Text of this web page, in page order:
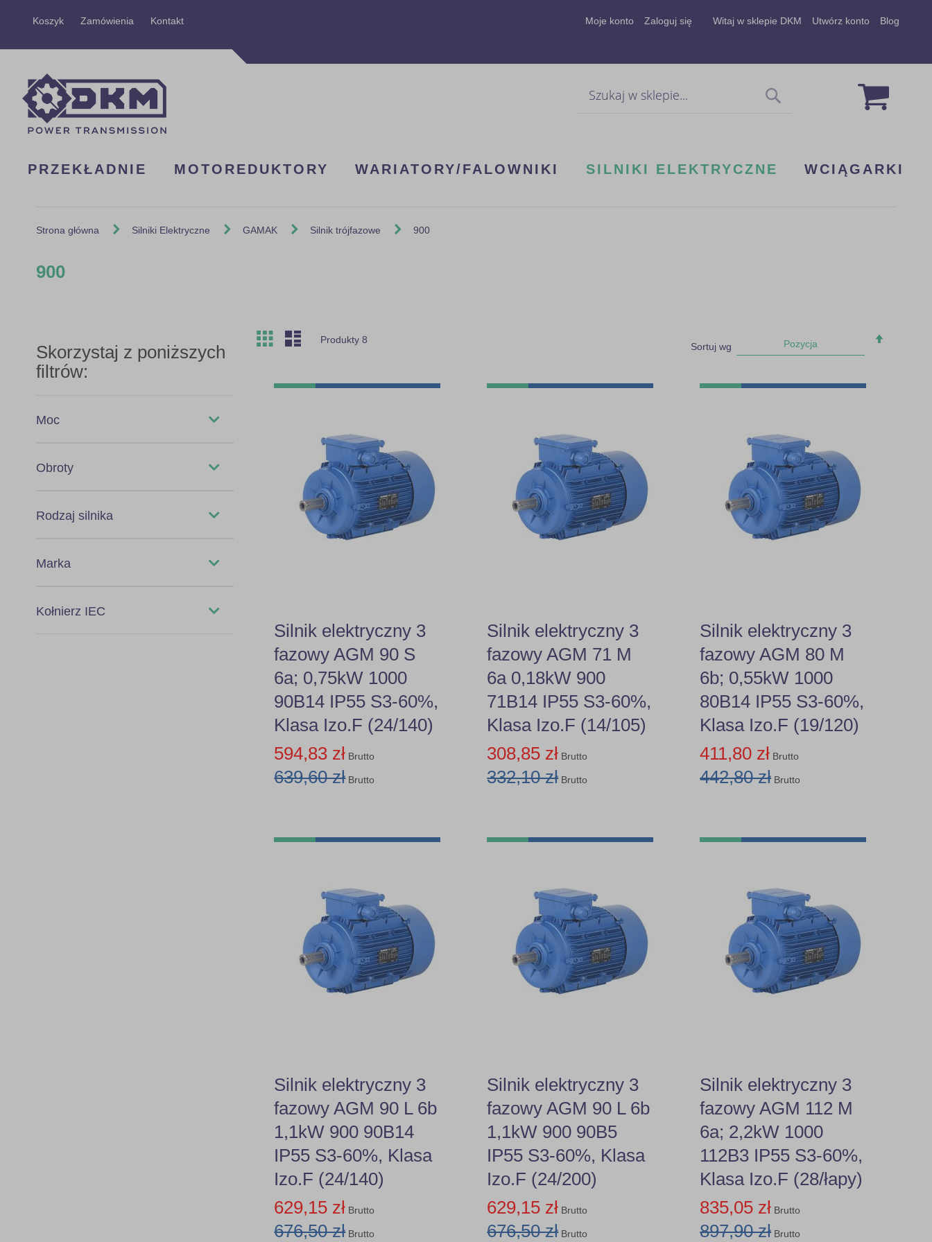
Koszyk Zamówienia Kontakt Moje konto Zaloguj się Witaj w sklepie DKM Utwórz konto Blog
Przejdź
Mój
PRZEKŁADNIE MOTOREDUKTORY WARIATORY/FALOWNIKI SILNIKI ELEKTRYCZNE WCIĄGARKI
Strona główna Silniki Elektryczne GAMAK Silnik trójfazowe 900
900
Zobacz
jako
Siatka
Produkty 8
Sortuj wg Pozycja
Silnik elektryczny 3
fazowy AGM 90 S
6a; 0,75kW 1000
90B14 IP55 S3-60%,
Klasa Izo.F (24/140)
594,83 zł Brutto
639,60 zł Brutto
Silnik elektryczny 3
fazowy AGM 71 M
6a 0,18kW 900
71B14 IP55 S3-60%,
Klasa Izo.F (14/105)
308,85 zł Brutto
332,10 zł Brutto
Silnik elektryczny 3
fazowy AGM 80 M
6b; 0,55kW 1000
80B14 IP55 S3-60%,
Klasa Izo.F (19/120)
411,80 zł Brutto
442,80 zł Brutto
Silnik elektryczny 3
fazowy AGM 90 L 6b
1,1kW 900 90B14
IP55 S3-60%, Klasa
Izo.F (24/140)
629,15 zł Brutto
676,50 zł Brutto
Silnik elektryczny 3
fazowy AGM 90 L 6b
1,1kW 900 90B5
IP55 S3-60%, Klasa
Izo.F (24/200)
629,15 zł Brutto
676,50 zł Brutto
Silnik elektryczny 3
fazowy AGM 112 M
6a; 2,2kW 1000
112B3 IP55 S3-60%,
Klasa Izo.F (28/łapy)
835,05 zł Brutto
897,90 zł Brutto
Skorzystaj z poniższych
filtrów:
Moc
1,1kW
Obroty
Rodzaj silnika
Marka
Kołnierz IEC